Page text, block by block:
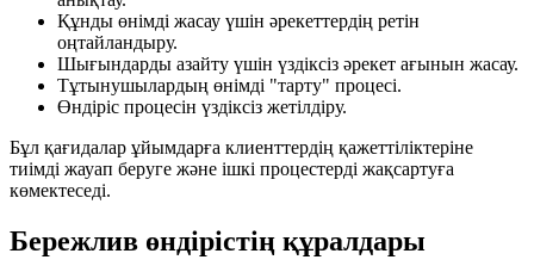
Құнды өнімді жасау үшін әрекеттердің ретін
оңтайландыру.
Шығындарды азайту үшін үздіксіз әрекет ағынын жасау.
Тұтынушылардың өнімді "тарту" процесі.
Өндіріс процесін үздіксіз жетілдіру.
Бұл қағидалар ұйымдарға клиенттердің қажеттіліктеріне
тиімді жауап беруге және ішкі процестерді жақсартуға
көмектеседі.
Бережлив өндірістің құралдары